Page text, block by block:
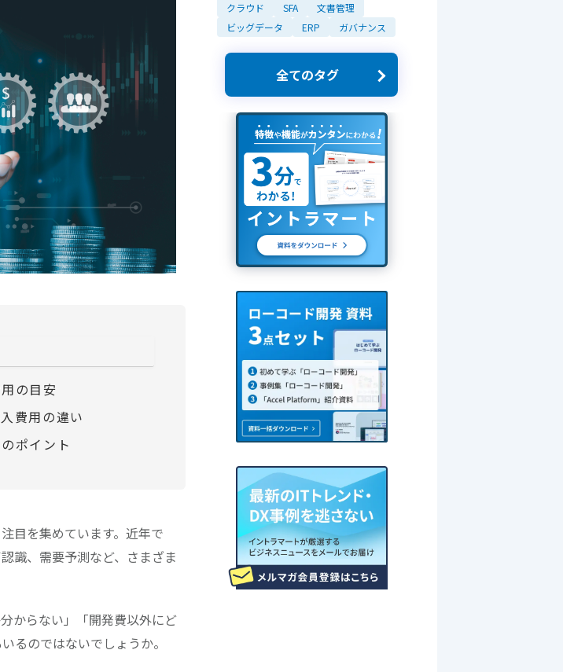
の目安
費用の違い
ポイント
目を集めています。近年で
識、需要予測など、さまざま
からない」「開発費以外にど
るのではないでしょうか。
クラウド
SFA
文書管理
ビッグデータ
ERP ガバナンス
全てのタグ